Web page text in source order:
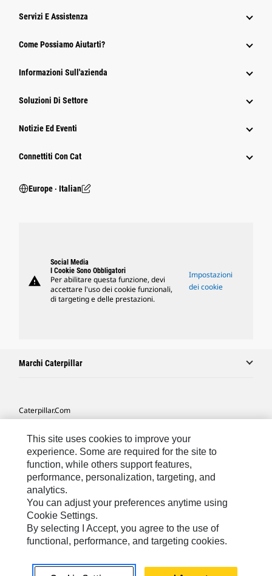
Servizi E Assistenza
Come Possiamo Aiutarti?
Informazioni Sull'azienda
Soluzioni Di Settore
Notizie Ed Eventi
Connettiti Con Cat
Europe ‧ Italian
warning
Social Media
I Cookie Sono Obbligatori
Per abilitare questa funzione, devi
accettare l'uso dei cookie funzionali,
di targeting e delle prestazioni.
Impostazioni
dei cookie
Marchi Caterpillar
Caterpillar.com
Le Mie Preferenze Di Marketing
Mappa Del Sito
Cookie Settings
Informazioni Legali
Tutela Della Privacy
Europe - Italian© 2026 Caterpillar. Tutti i diritti riservati.
This site uses cookies to improve your
experience. Some are required for the site to
function, while others support features,
performance, personalization, targeting, and
analytics.
You can adjust your preferences anytime using
Cookie Settings.
By selecting I Accept, you agree to the use of
functional, performance, and targeting cookies.